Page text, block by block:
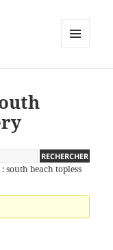
south beach topless